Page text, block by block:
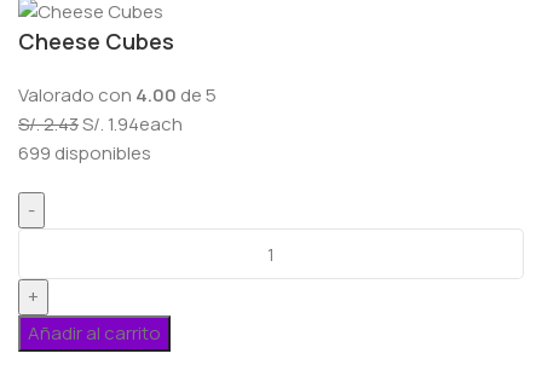
Cheese Cubes
Valorado con 4.00 de 5
S/.2.43S/. 1.94each
699 disponibles
Añadir al carrito